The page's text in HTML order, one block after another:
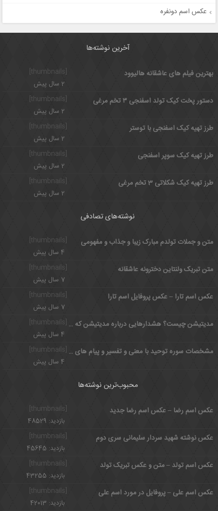
عکس اسم دونفره
آخرین نوشته‌ها
بهترین فیلم های عاشقانه هالیوود
2 سال پیش
[thumbnails]
دستور پخت کیک تولد اسفنجی ۳ تخم مرغی
2 سال پیش
طرز تهیه کیک اسفنجی با توستر
2 سال پیش
[thumbnails]
طرز تهیه کیک سوپر اسفنجی
2 سال پیش
طرز تهیه کیک شکلاتی 3 تخم مرغی
2 سال پیش
نوشته‌های تصادفی
[thumbnails] متن و جملات تولدم مبارک زیبا و جذاب و مفهومی
4 سال پیش
متن تبریک ولنتاین دخترونه عاشقانه
7 سال پیش
[thumbnails]
عکس اسم تارا – عکس پروفایل اسم تارا
7 سال پیش
مدیتیشن چیست؟ هشدارهایی درباره مدیتیشن که باید بدانید
4 سال پیش
مشخصات سوره توحید با معنی و تفسیر و پیام های سوره مبارکه توحید
4 سال پیش
محبوب‌ترین نوشته‌ها
عکس اسم رضا – عکس اسم رضا جدید
بازدید: 48529
[thumbnails]
عکس نوشته شهید سردار سلیمانی سری دوم
بازدید: 45645
عکس اسم تولد – متن و عکس تبریک تولد
بازدید: 43255
عکس اسم علی – پروفایل در مورد اسم علی
بازدید: 42013